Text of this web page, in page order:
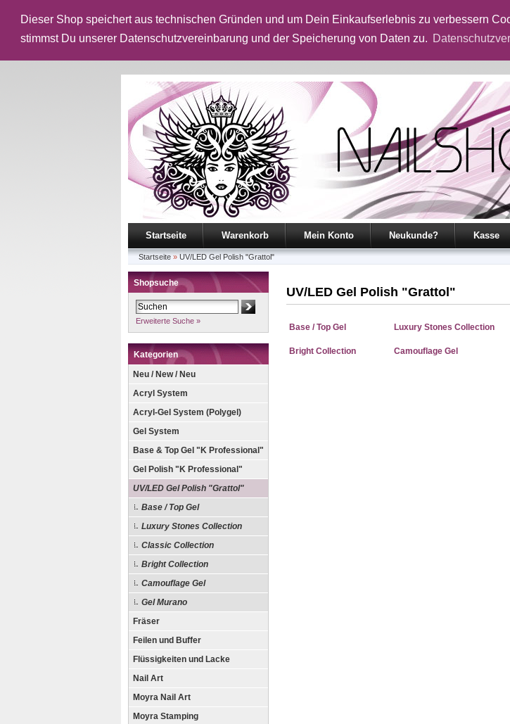
Dieser Shop speichert aus technischen Gründen und um Dein Einkaufserlebnis zu verbessern
stimmst Du unserer Datenschutzvereinbarung und der Speicherung von Daten zu.
Startseite Warenkorb Mein Konto Neukunde? Kasse
Startseite » UV/LED Gel Polish "Grattol"
Shopsuche
Erweiterte Suche »
Kategorien
Neu / New / Neu
Acryl System
Acryl-Gel System (Polygel)
Gel System
Base & Top Gel "K Professional"
Gel Polish "K Professional"
UV/LED Gel Polish "Grattol"
Base / Top Gel
Luxury Stones Collection
Classic Collection
Bright Collection
Camouflage Gel
Gel Murano
Fräser
Feilen und Buffer
Flüssigkeiten und Lacke
Nail Art
Moyra Nail Art
Moyra Stamping
UV/LED Gel Polish "Grattol"
Base / Top Gel Luxury Stones Collection
Bright Collection Camouflage Gel